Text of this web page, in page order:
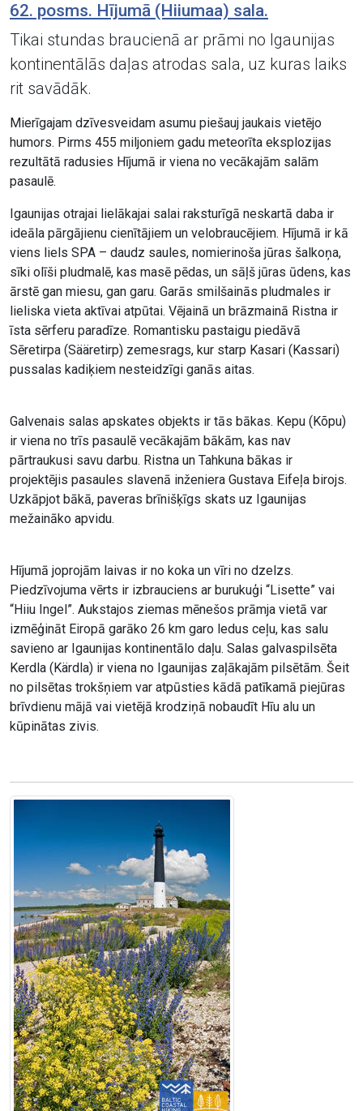
62. posms. Hījumā (Hiiumaa) sala.
Tikai stundas braucienā ar prāmi no Igaunijas
kontinentālās daļas atrodas sala, uz kuras laiks
rit savādāk.
Mierīgajam dzīvesveidam asumu piešauj jaukais vietējo
humors. Pirms 455 miljoniem gadu meteorīta eksplozijas
rezultātā radusies Hījumā ir viena no vecākajām salām
pasaulē.
Igaunijas otrajai lielākajai salai raksturīgā neskartā daba ir
ideāla pārgājienu cienītājiem un velobraucējiem. Hījumā ir kā
viens liels SPA – daudz saules, nomierinoša jūras šalkoņa,
sīki olīši pludmalē, kas masē pēdas, un sāļš jūras ūdens, kas
ārstē gan miesu, gan garu. Garās smilšainās pludmales ir
lieliska vieta aktīvai atpūtai. Vējainā un brāzmainā Ristna ir
īsta sērferu paradīze. Romantisku pastaigu piedāvā
Sēretirpa (Sääretirp) zemesrags, kur starp Kasari (Kassari)
pussalas kadiķiem nesteidzīgi ganās aitas.
Galvenais salas apskates objekts ir tās bākas. Kepu (Kõpu)
ir viena no trīs pasaulē vecākajām bākām, kas nav
pārtraukusi savu darbu. Ristna un Tahkuna bākas ir
projektējis pasaules slavenā inženiera Gustava Eifeļa birojs.
Uzkāpjot bākā, paveras brīnišķīgs skats uz Igaunijas
mežaināko apvidu.
Hījumā joprojām laivas ir no koka un vīri no dzelzs.
Piedzīvojuma vērts ir izbrauciens ar burukuģi “Lisette” vai
“Hiiu Ingel”. Aukstajos ziemas mēnešos prāmja vietā var
izmēģināt Eiropā garāko 26 km garo ledus ceļu, kas salu
savieno ar Igaunijas kontinentālo daļu. Salas galvaspilsēta
Kerdla (Kärdla) ir viena no Igaunijas zaļākajām pilsētām. Šeit
no pilsētas trokšņiem var atpūsties kādā patīkamā piejūras
brīvdienu mājā vai vietējā krodziņā nobaudīt Hīu alu un
kūpinātas zivis.